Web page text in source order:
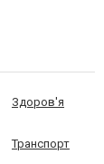
Здоров'я
Транспорт